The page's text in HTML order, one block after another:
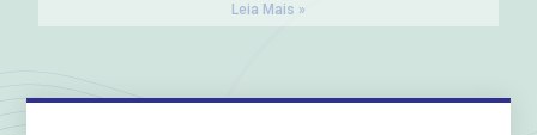
Leia Mais »